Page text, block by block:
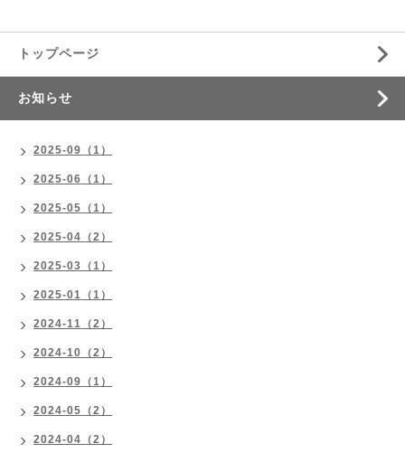
トップページ
お知らせ
2025-09（1）
2025-06（1）
2025-05（1）
2025-04（2）
2025-03（1）
2025-01（1）
2024-11（2）
2024-10（2）
2024-09（1）
2024-05（2）
2024-04（2）